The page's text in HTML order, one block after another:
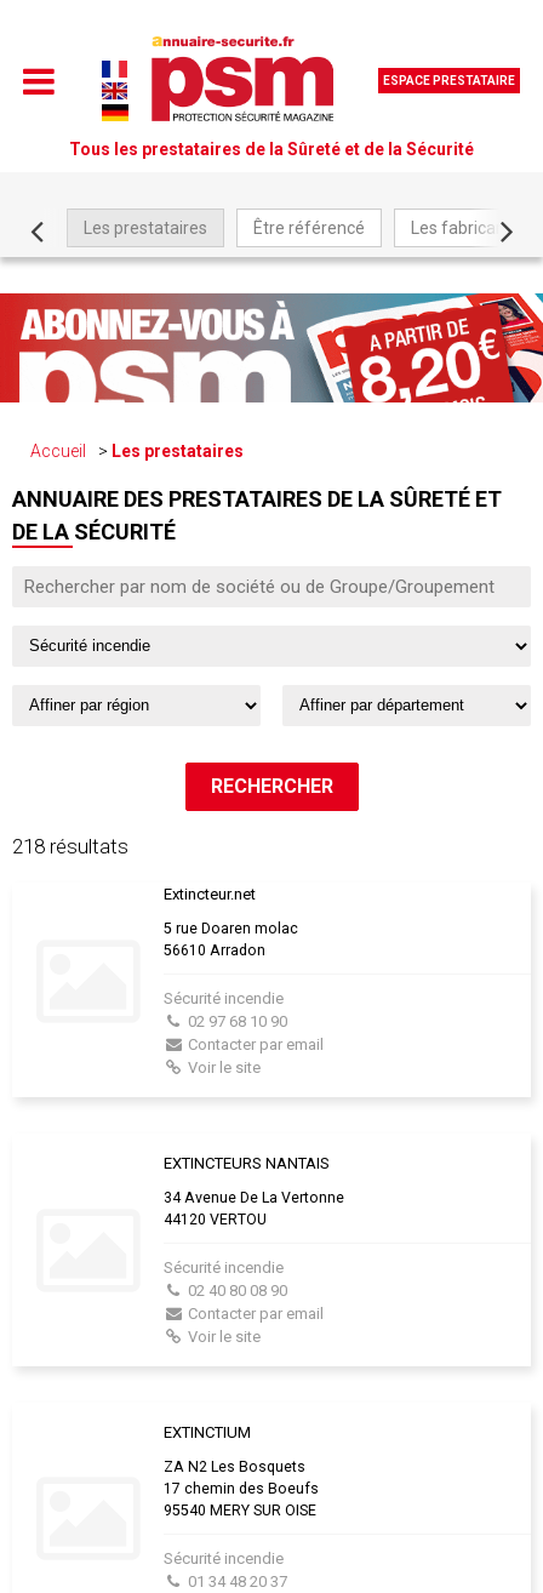
ESPACE PRESTATAIRE
Tous les prestataires de la Sûreté et de la Sécurité
Les prestataires Être référencé Les fabricants
Accueil Les prestataires
ANNUAIRE DES PRESTATAIRES DE LA SÛRETÉ ET
DE LA SÉCURITÉ
218 résultats
Extincteur.net
5 rue Doaren molac
56610 Arradon
Sécurité incendie
02 97 68 10 90
Contacter par email
Voir le site
EXTINCTEURS NANTAIS
34 Avenue De La Vertonne
44120 VERTOU
Sécurité incendie
02 40 80 08 90
Contacter par email
Voir le site
EXTINCTIUM
ZA N2 Les Bosquets
17 chemin des Boeufs
95540 MERY SUR OISE
Sécurité incendie
01 34 48 20 37